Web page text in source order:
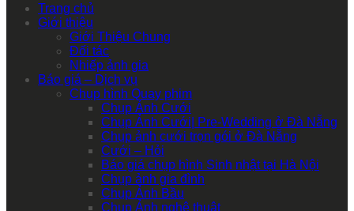
Trang chủ
Giới thiệu
Giới Thiệu Chung
Đối tác
Nhiếp ảnh gia
Báo giá – Dịch vụ
Chụp hình Quay phim
Chụp Ảnh Cưới
Chụp Ảnh Cưới| Pre-Wedding ở Đà Nẵng
Chụp ảnh cưới trọn gói ở Đà Nẵng
Cưới – Hỏi
Báo giá chụp hình Sinh nhật tại Hà Nội
Chụp ảnh gia đình
Chụp Ảnh Bầu
Chụp Ảnh nghệ thuật